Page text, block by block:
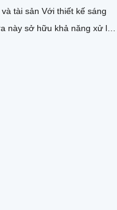
tài sản Với thiết kế sáng
này sở hữu khả năng xử lý